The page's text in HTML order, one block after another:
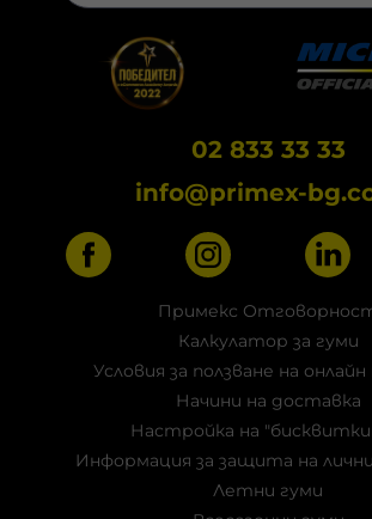
02 833 33 33
info@primex-
Примекс
Калкулатор за гуми
Условия за ползване на онлайн
Начини на доставка
Настройка на
Информация за защита на
Летни гуми